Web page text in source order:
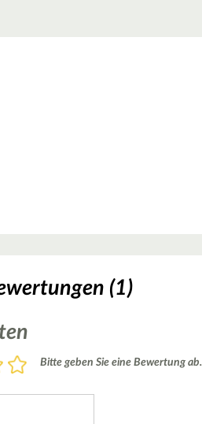
(1)
Bewertung
5
Bitte geben Sie eine Bewertung ab.